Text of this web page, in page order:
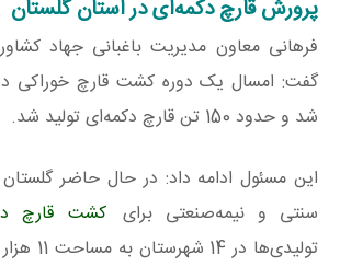
پرورش قارچ دکمه‌ای در استان گلستان
فرهانی معاون مدیریت باغبانی جهاد
گفت: امسال یک دوره کشت قارچ خوراکی
شد و حدود 150 تن قارچ دکمه‌ای تولید شد.
سنتی و نیمه‌صنعتی برای کشت قارچ